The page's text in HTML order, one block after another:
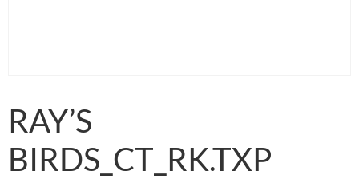
RAY’S
BIRDS_CT_RK.TXP